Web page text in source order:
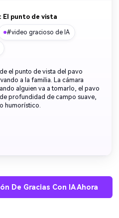
El punto de vista
#video gracioso de IA
el punto de vista del pavo
a la familia. La cámara
alguien va a tomarlo, el pavo
profundidad de campo suave,
humorístico.
De Gracias Con IA Ahora